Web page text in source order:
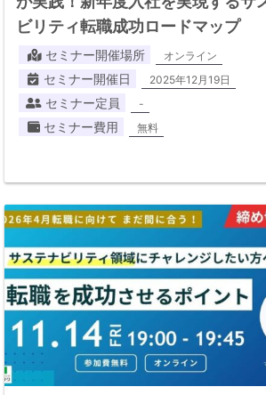
ビリティ転職成功ロードマップ
セミナー開催場所 オンライン
セミナー開催日 2025年12月19日
セミナー定員 -
セミナー費用 無料